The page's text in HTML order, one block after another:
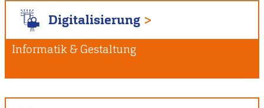
Digitalisierung
Informatik & Gestaltung